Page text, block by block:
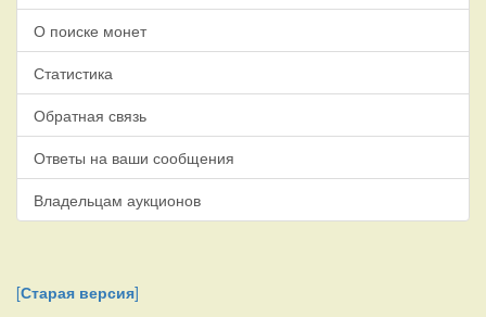
О поиске монет
Статистика
Обратная связь
Ответы на ваши сообщения
Владельцам аукционов
[Старая версия]